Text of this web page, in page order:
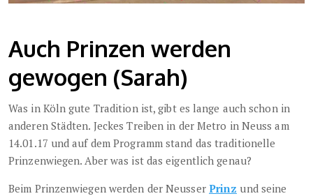
Auch Prinzen werden
gewogen (Sarah)
Was in Köln gute Tradition ist, gibt es lange auch schon in
anderen Städten. Jeckes Treiben in der Metro in Neuss am
14.01.17 und auf dem Programm stand das traditionelle
Prinzenwiegen. Aber was ist das eigentlich genau?
Beim Prinzenwiegen werden der Neusser Prinz und seine